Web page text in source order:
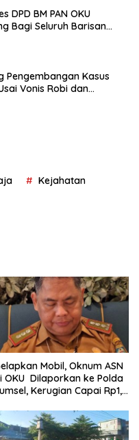
DPD BM PAN OKU
Bagi Seluruh Barisan
Pengembangan Kasus
Vonis Robi dan
Kejahatan
Mobil, Oknum ASN
OKU Dilaporkan ke Polda
Kerugian Capai Rp1,2